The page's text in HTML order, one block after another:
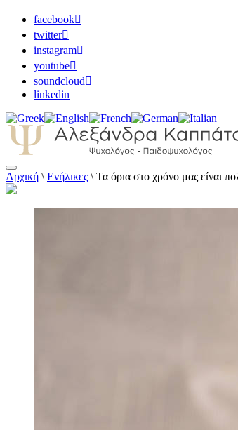
facebook
twitter
instagram
youtube
soundcloud
linkedin
Αλεξάνδρα Καππάτου
Αρχική \ Ενήλικες \ Τα όρια στο χρόνο μας είναι